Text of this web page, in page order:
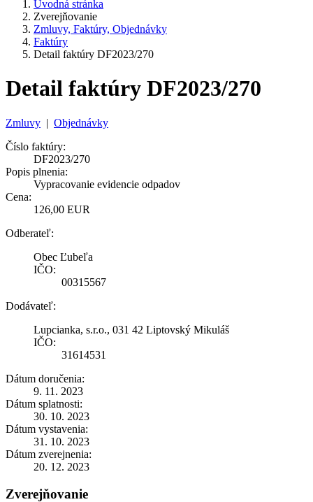
Úvodná stránka
Zverejňovanie
Zmluvy, Faktúry, Objednávky
Faktúry
Detail faktúry DF2023/270
Detail faktúry DF2023/270
Zmluvy | Objednávky
Číslo faktúry:
DF2023/270
Popis plnenia:
Vypracovanie evidencie odpadov
Cena:
126,00 EUR
Odberateľ:
Obec Ľubeľa
IČO:
00315567
Dodávateľ:
Lupcianka, s.r.o., 031 42 Liptovský Mikuláš
IČO:
31614531
Dátum doručenia:
9. 11. 2023
Dátum splatnosti:
30. 10. 2023
Dátum vystavenia:
31. 10. 2023
Dátum zverejnenia:
20. 12. 2023
Zverejňovanie